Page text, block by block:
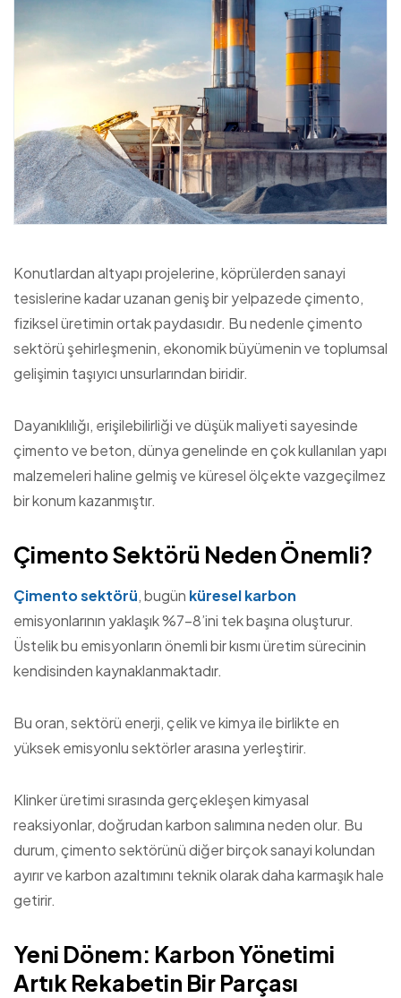
Konutlardan altyapı projelerine, köprülerden sanayi
tesislerine kadar uzanan geniş bir yelpazede çimento,
fiziksel üretimin ortak paydasıdır. Bu nedenle çimento
sektörü şehirleşmenin, ekonomik büyümenin ve toplumsal
gelişimin taşıyıcı unsurlarından biridir.
Dayanıklılığı, erişilebilirliği ve düşük maliyeti sayesinde
çimento ve beton, dünya genelinde en çok kullanılan yapı
malzemeleri haline gelmiş ve küresel ölçekte vazgeçilmez
bir konum kazanmıştır.
Çimento Sektörü Neden Önemli?
Çimento sektörü, bugün küresel karbon
emisyonlarının yaklaşık %7–8’ini tek başına oluşturur.
Üstelik bu emisyonların önemli bir kısmı üretim sürecinin
kendisinden kaynaklanmaktadır.
Bu oran, sektörü enerji, çelik ve kimya ile birlikte en
yüksek emisyonlu sektörler arasına yerleştirir.
Klinker üretimi sırasında gerçekleşen kimyasal
reaksiyonlar, doğrudan karbon salımına neden olur. Bu
durum, çimento sektörünü diğer birçok sanayi kolundan
ayırır ve karbon azaltımını teknik olarak daha karmaşık hale
getirir.
Yeni Dönem: Karbon Yönetimi
Artık Rekabetin Bir Parçası